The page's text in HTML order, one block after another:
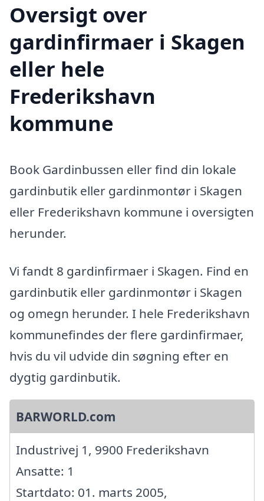
Oversigt over
gardinfirmaer i Skagen
eller hele
Frederikshavn
kommune
Book Gardinbussen eller find din lokale
gardinbutik eller gardinmontør i Skagen
eller Frederikshavn kommune i oversigten
herunder.
Vi fandt 8 gardinfirmaer i Skagen. Find en
gardinbutik eller gardinmontør i Skagen
og omegn herunder. I hele Frederikshavn
kommunefindes der flere gardinfirmaer,
hvis du vil udvide din søgning efter en
dygtig gardinbutik.
BARWORLD.com
Industrivej 1, 9900 Frederikshavn
Ansatte: 1
Startdato: 01. marts 2005,